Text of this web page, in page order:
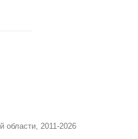
области, 2011-2026